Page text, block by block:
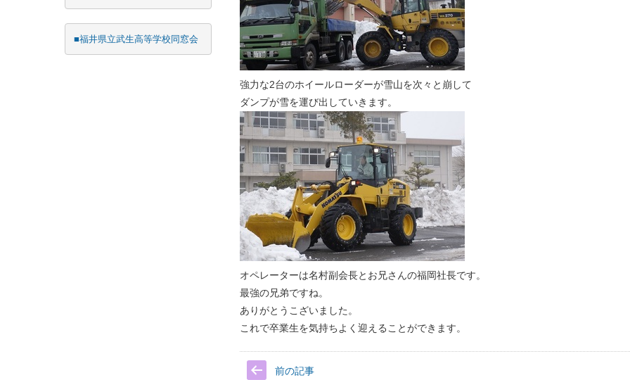
強力な2台のホイールローダーが雪山を次々と崩して
ダンプが雪を運び出していきます。
オペレーターは名村副会長とお兄さんの福岡社長です。
最強の兄弟ですね。
ありがとうこざいました。
これで卒業生を気持ちよく迎えることができます。
前の記事
■福井県立武生高等学校同窓会